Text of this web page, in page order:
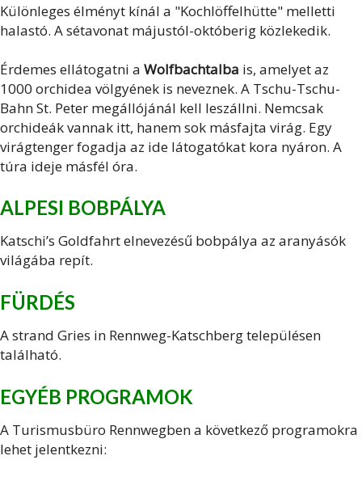
Különleges élményt kínál a "Kochlöffelhütte" melletti
halastó. A sétavonat májustól-októberig közlekedik.
Érdemes ellátogatni a Wolfbachtalba is, amelyet az
1000 orchidea völgyének is neveznek. A Tschu-Tschu-
Bahn St. Peter megállójánál kell leszállni. Nemcsak
orchideák vannak itt, hanem sok másfajta virág. Egy
virágtenger fogadja az ide látogatókat kora nyáron. A
túra ideje másfél óra.
ALPESI BOBPÁLYA
Katschi’s Goldfahrtelnevezésű bobpálya az aranyásók
világába repít.
FÜRDÉS
A strand Gries in Rennweg-Katschberg településen
található.
EGYÉB PROGRAMOK
A Turismusbüro Rennwegben a következő programokra
lehet jelentkezni: